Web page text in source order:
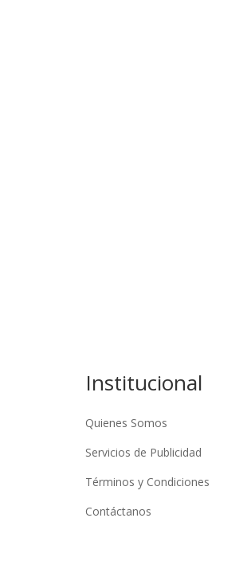
Institucional
Quienes Somos
Servicios de Publicidad
Términos y Condiciones
Contáctanos